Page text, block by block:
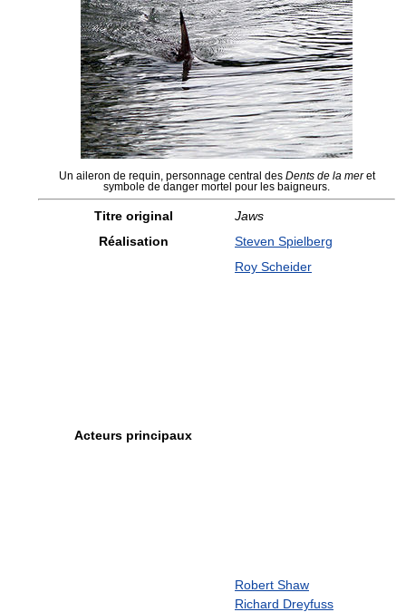
Un aileron de requin, personnage central des Dents de la meret
symbole de danger mortel pour les baigneurs.
Titre original
Jaws
Réalisation
Steven Spielberg
Acteurs principaux
Roy Scheider
Robert Shaw
Richard Dreyfuss